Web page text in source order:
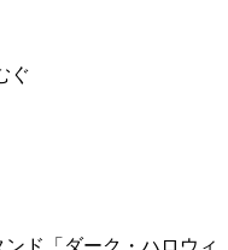
ぐ
ド「ダーク・ハロウィ